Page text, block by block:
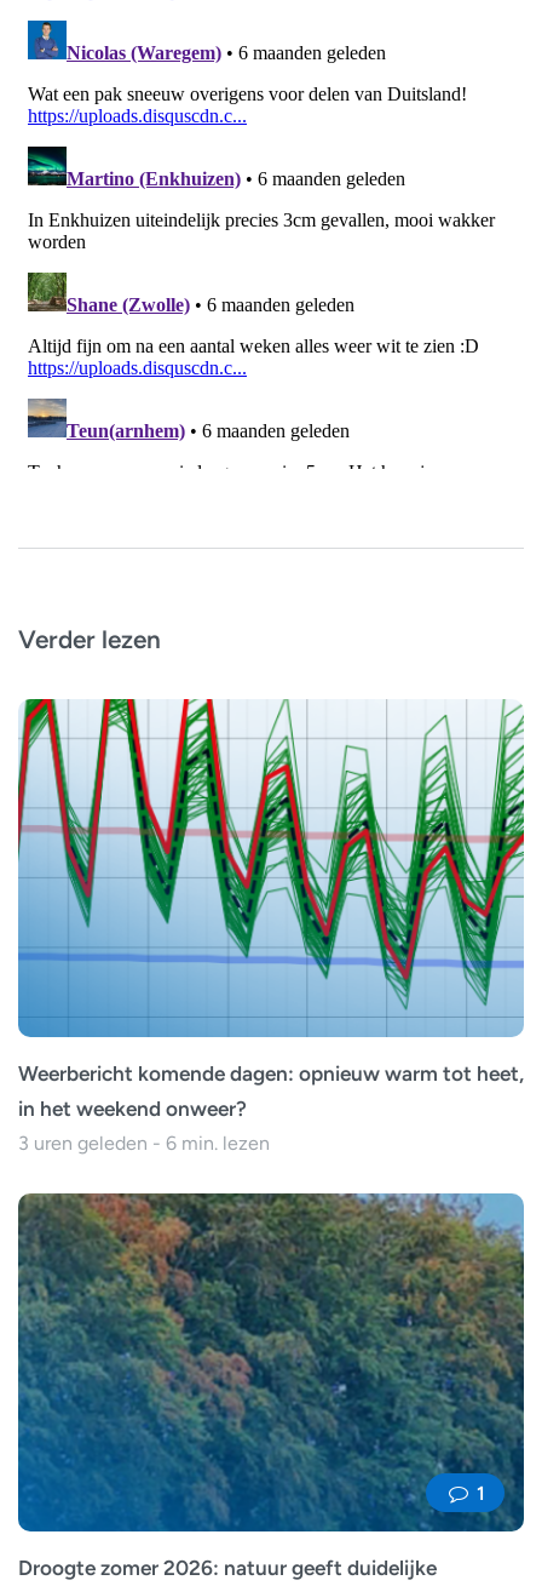
Verder lezen
Weerbericht komende dagen: opnieuw warm tot heet,
in het weekend onweer?
3 uren geleden - 6 min. lezen
1
Droogte zomer 2026: natuur geeft duidelijke